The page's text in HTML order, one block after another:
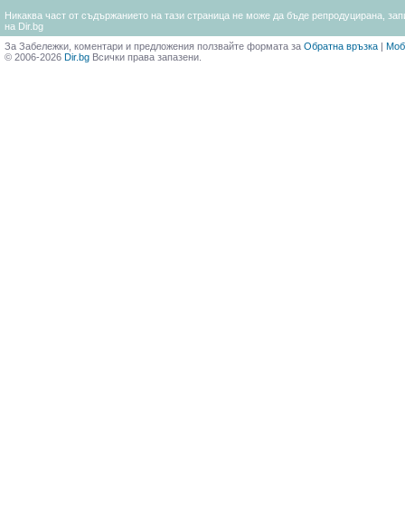
Никаква част от съдържанието на тази страница не може да бъде репродуцирана,
на Dir.bg
За Забележки, коментари и предложения ползвайте формата за Обратна връзка |
© 2006-2026 Dir.bg Всички права запазени.